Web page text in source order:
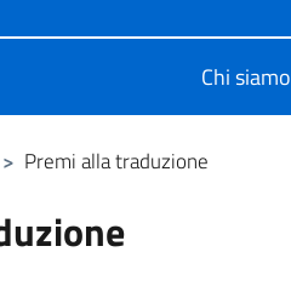
Chi siamo
> Premi alla traduzione